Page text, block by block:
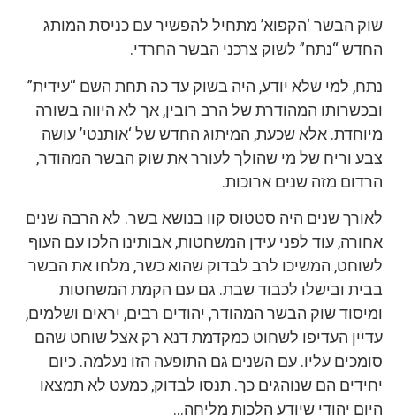
שוק הבשר ‘הקפוא’ מתחיל להפשיר עם כניסת המותג
החדש “נתח” לשוק צרכני הבשר החרדי.
נתח, למי שלא יודע, היה בשוק עד כה תחת השם “עידית”
ובכשרותו המהודרת של הרב רובין, אך לא היווה בשורה
מיוחדת. אלא שכעת, המיתוג החדש של ‘אותנטי’ עושה
צבע וריח של מי שהולך לעורר את שוק הבשר המהודר,
הרדום מזה שנים ארוכות.
לאורך שנים היה סטטוס קוו בנושא בשר. לא הרבה שנים
אחורה, עוד לפני עידן המשחטות, אבותינו הלכו עם העוף
לשוחט, המשיכו לרב לבדוק שהוא כשר, מלחו את הבשר
בבית ובישלו לכבוד שבת. גם עם הקמת המשחטות
ומיסוד שוק הבשר המהודר, יהודים רבים, יראים ושלמים,
עדיין העדיפו לשחוט כמקדמת דנא רק אצל שוחט שהם
סומכים עליו. עם השנים גם התופעה הזו נעלמה. כיום
יחידים הם שנוהגים כך. תנסו לבדוק, כמעט לא תמצאו
היום יהודי שיודע הלכות מליחה…